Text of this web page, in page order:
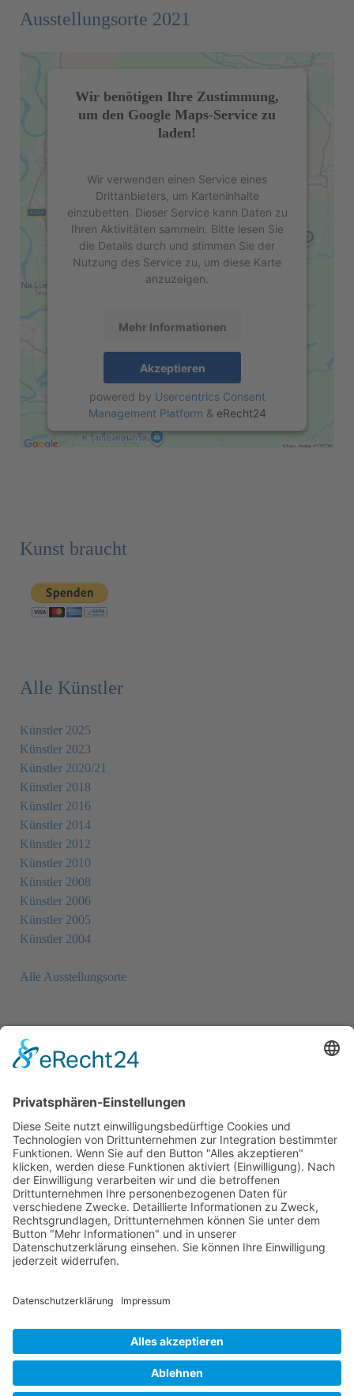
Ausstellungsorte 2021
Wir benötigen Ihre Zustimmung,
um den Google Maps-Service zu
laden!
Wir verwenden einen Service eines
Drittanbieters, um Karteninhalte
einzubetten. Dieser Service kann Daten zu
Ihren Aktivitäten sammeln. Bitte lesen Sie
die Details durch und stimmen Sie der
Nutzung des Service zu, um diese Karte
anzuzeigen.
Mehr Informationen
Akzeptieren
powered by Usercentrics Consent
Management Platform & eRecht24
Kunst braucht
Alle Künstler
Künstler 2025
Künstler 2023
Künstler 2020/21
Künstler 2018
Künstler 2016
Künstler 2014
Künstler 2012
Künstler 2010
Künstler 2008
Künstler 2006
Künstler 2005
Künstler 2004
Alle Ausstellungsorte
Newsletter
Sie möchten unseren Newsletter erhalten?
Schreiben Sie einfach eine Mail an:
newsletter@bewegter-wind.de
Cookie-Einstellungen
Impressum
Intern